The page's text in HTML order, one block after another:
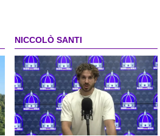
NICCOLÒ SANTI